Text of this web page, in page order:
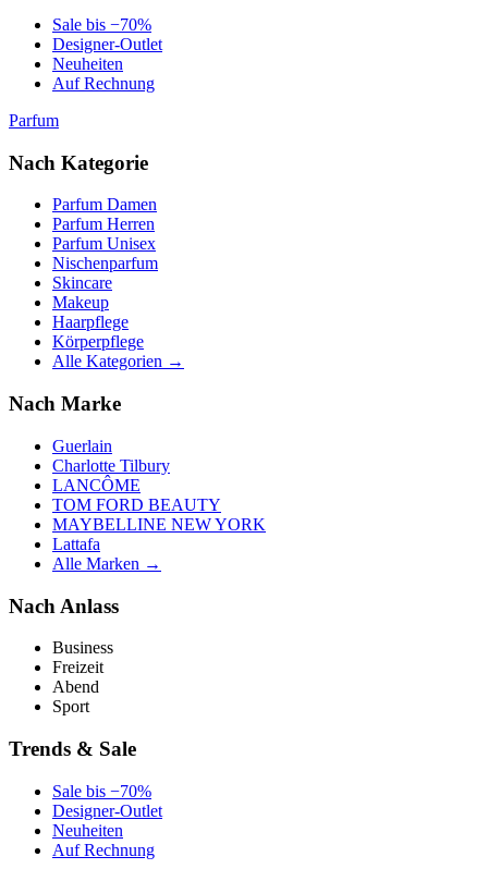
Sale bis −70%
Designer-Outlet
Neuheiten
Auf Rechnung
Parfum
Nach Kategorie
Parfum Damen
Parfum Herren
Parfum Unisex
Nischenparfum
Skincare
Makeup
Haarpflege
Körperpflege
Alle Kategorien →
Nach Marke
Guerlain
Charlotte Tilbury
LANCÔME
TOM FORD BEAUTY
MAYBELLINE NEW YORK
Lattafa
Alle Marken →
Nach Anlass
Business
Freizeit
Abend
Sport
Trends & Sale
Sale bis −70%
Designer-Outlet
Neuheiten
Auf Rechnung